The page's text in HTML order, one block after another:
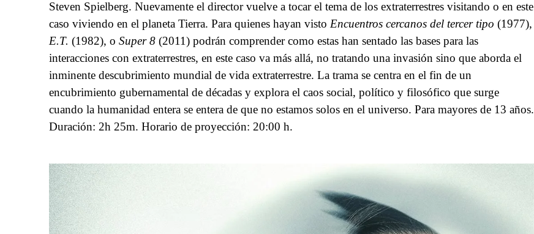
Steven Spielberg. Nuevamente el director vuelve a tocar el tema de los extraterrestres visitando o en este
caso viviendo en el planeta Tierra. Para quienes hayan visto Encuentros cercanos del tercer tipo (1977),
E.T. (1982), o Super 8 (2011) podrán comprender como estas han sentado las bases para las
interacciones con extraterrestres, en este caso va más allá, no tratando una invasión sino que aborda el
inminente descubrimiento mundial de vida extraterrestre. La trama se centra en el fin de un
encubrimiento gubernamental de décadas y explora el caos social, político y filosófico que surge
cuando la humanidad entera se entera de que no estamos solos en el universo. Para mayores de 13 años.
Duración: 2h 25m. Horario de proyección: 20:00 h.